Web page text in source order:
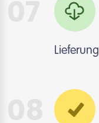
Lieferung